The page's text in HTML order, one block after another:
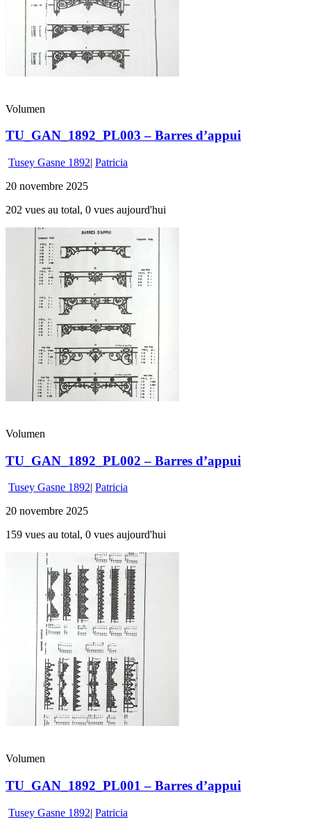
Volumen
TU_GAN_1892_PL003 – Barres d’appui
Tusey Gasne 1892| Patricia
20 novembre 2025
202 vues au total, 0 vues aujourd'hui
Volumen
TU_GAN_1892_PL002 – Barres d’appui
Tusey Gasne 1892| Patricia
20 novembre 2025
159 vues au total, 0 vues aujourd'hui
Volumen
TU_GAN_1892_PL001 – Barres d’appui
Tusey Gasne 1892| Patricia